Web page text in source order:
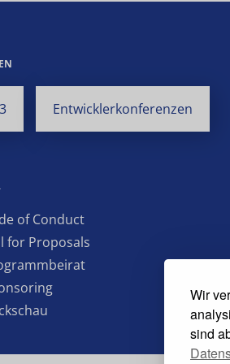
Wir
sind
Entwicklerkonferenzen
of Conduct
for Proposals